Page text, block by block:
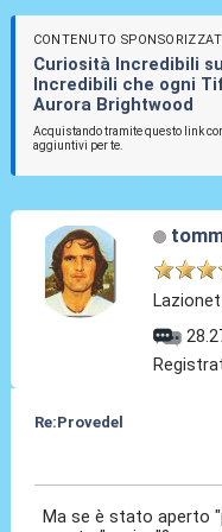
CONTENUTO
Curiosità Incredibili
Incredibili che ogni
Aurora Brightwood
Acquistando tramite questo link
aggiuntivi per te.
Re:Provedel
Ma se è stato aperto